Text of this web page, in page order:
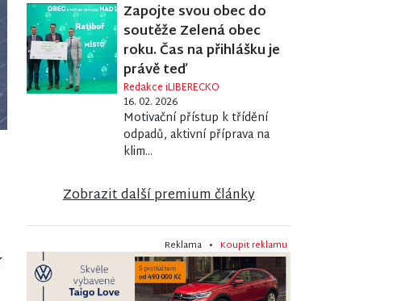
Zapojte svou obec do
soutěže Zelená obec
roku. Čas na přihlášku je
právě teď
Redakce iLIBERECKO
16. 02. 2026
Motivační přístup k třídění
odpadů, aktivní příprava na
klim...
Zobrazit další premium články
Reklama • Koupit reklamu